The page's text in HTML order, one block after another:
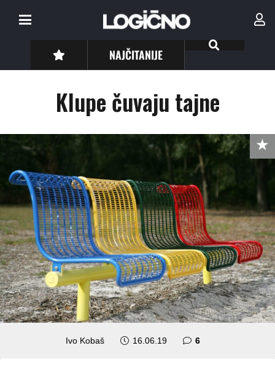
NAJČITANIJE
Klupe čuvaju tajne
Ivo Kobaš 16.06.19 6komentara